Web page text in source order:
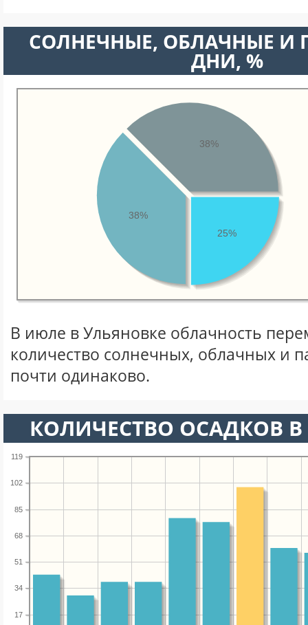
CОЛНЕЧНЫЕ, ОБЛАЧНЫЕ И
ДНИ, %
25%
38%
38%
В июле в Ульяновке облачность
количество солнечных, облачных и
почти одинаково.
КОЛИЧЕСТВО ОСАДКОВ
17
34
51
68
85
102
119